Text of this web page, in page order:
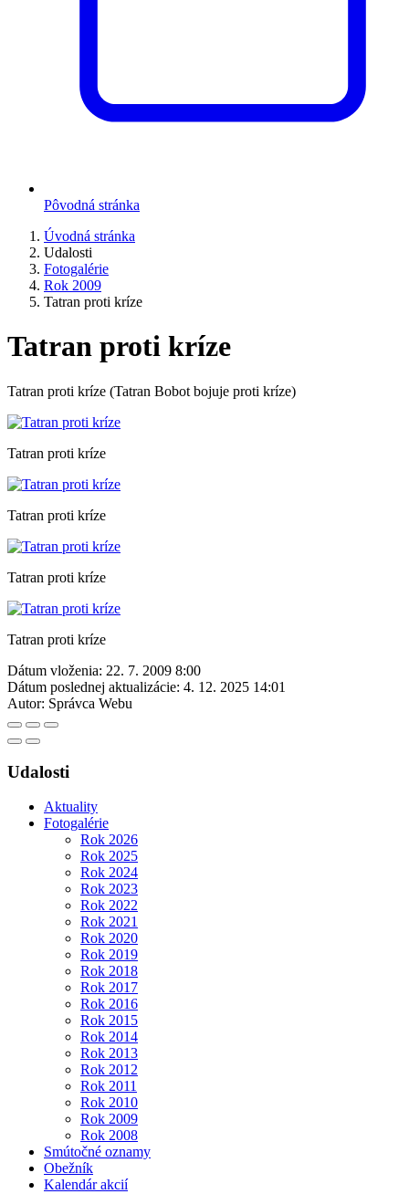
Pôvodná stránka
Úvodná stránka
Udalosti
Fotogalérie
Rok 2009
Tatran proti kríze
Tatran proti kríze
Tatran proti kríze (Tatran Bobot bojuje proti kríze)
Tatran proti kríze
Tatran proti kríze
Tatran proti kríze
Tatran proti kríze
Dátum vloženia: 22. 7. 2009 8:00
Dátum poslednej aktualizácie: 4. 12. 2025 14:01
Autor: Správca Webu
Udalosti
Aktuality
Fotogalérie
Rok 2026
Rok 2025
Rok 2024
Rok 2023
Rok 2022
Rok 2021
Rok 2020
Rok 2019
Rok 2018
Rok 2017
Rok 2016
Rok 2015
Rok 2014
Rok 2013
Rok 2012
Rok 2011
Rok 2010
Rok 2009
Rok 2008
Smútočné oznamy
Obežník
Kalendár akcií